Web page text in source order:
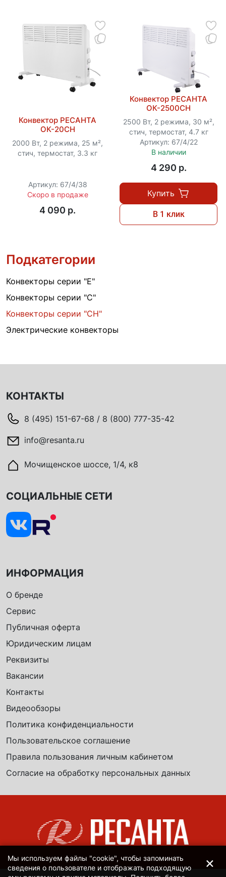
Конвектор РЕСАНТА
ОК-20СН
2000 Вт, 2 режима, 25 м²,
стич, термостат, 3.3 кг
Артикул: 67/4/38
Скоро в продаже
4 090 p.
Конвектор РЕСАНТА
ОК-2500СН
2500 Вт, 2 режима, 30 м²,
стич, термостат, 4.7 кг
Артикул: 67/4/22
В наличии
4 290 p.
Купить
В 1 клик
Подкатегории
Конвекторы серии "Е"
Конвекторы серии "С"
Конвекторы серии "СН"
Электрические конвекторы
КОНТАКТЫ
8 (495) 151-67-68 / 8 (800) 777-35-42
info@resanta.ru
Мочищенское шоссе, 1/4, к8
ИНФОРМАЦИЯ
О бренде
Сервис
Публичная оферта
Юридическим лицам
Реквизиты
Вакансии
Контакты
Видеообзоры
Политика конфиденциальности
Пользовательское соглашение
Правила пользования личным кабинетом
Согласие на обработку персональных данных
СОЦИАЛЬНЫЕ СЕТИ
Мы используем файлы "cookie", чтобы запоминать
сведения о пользователе и отображать подходящую
×